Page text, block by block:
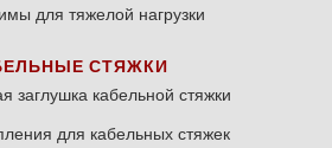
для тяжелой нагрузки
СТЯЖКИ
заглушка кабельной стяжки
для кабельных стяжек